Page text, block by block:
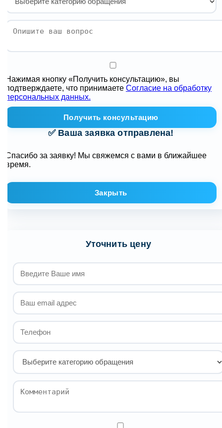
кнопку «Получить консультацию», вы
что принимаетеСогласие на обработку
данных.
Получить консультацию
✅ Ваша заявка отправлена!
за заявку! Мы свяжемся с вами в ближайшее
Закрыть
Уточнить цену